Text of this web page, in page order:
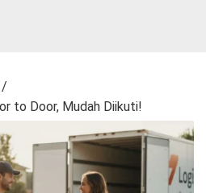
to Door, Mudah Diikuti!